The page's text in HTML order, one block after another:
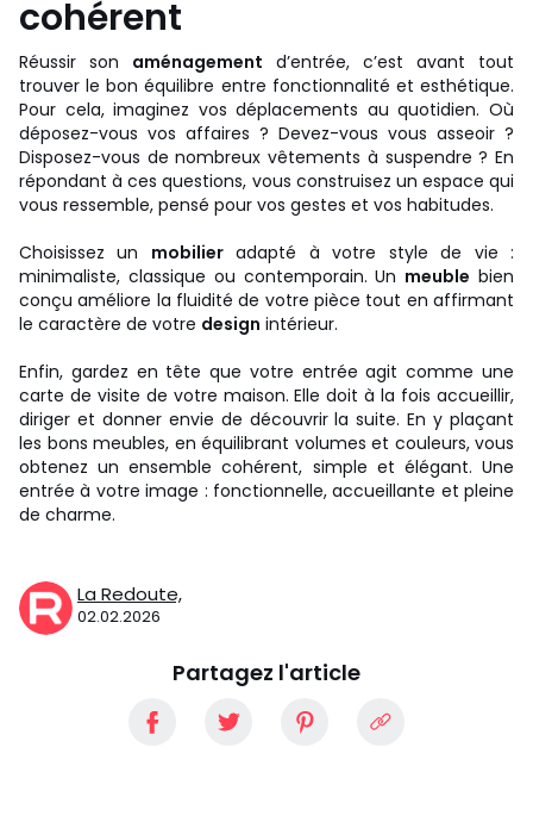
cohérent
Réussir son aménagement d’entrée, c’est avant tout
trouver le bon équilibre entre fonctionnalité et esthétique.
Pour cela, imaginez vos déplacements au quotidien. Où
déposez-vous vos affaires ? Devez-vous vous asseoir ?
Disposez-vous de nombreux vêtements à suspendre ? En
répondant à ces questions, vous construisez un espace qui
vous ressemble, pensé pour vos gestes et vos habitudes.
Choisissez un mobilieradapté à votre style de vie :
minimaliste, classique ou contemporain. Un meuble bien
conçu améliore la fluidité de votre pièce tout en affirmant
le caractère de votre design intérieur.
Enfin, gardez en tête que votre entrée agit comme une
carte de visite de votre maison. Elle doit à la fois accueillir,
diriger et donner envie de découvrir la suite. En y plaçant
les bons meubles, en équilibrant volumes et couleurs, vous
obtenez un ensemble cohérent, simple et élégant. Une
entrée à votre image : fonctionnelle, accueillante et pleine
de charme.
La Redoute,
02.02.2026
Partagez l'article